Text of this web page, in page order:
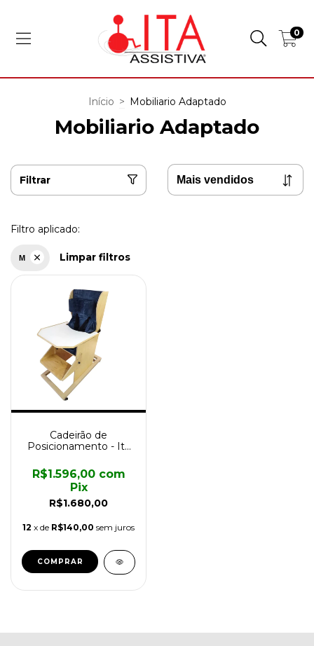
0
Início > Mobiliario Adaptado
Mobiliario Adaptado
Filtrar
Filtro aplicado:
M Limpar filtros
Cadeirão de
Posicionamento - Ita
R$1.680,00
R$1.596,00 com
Pix
12 x de R$140,00 sem juros
COMPRAR